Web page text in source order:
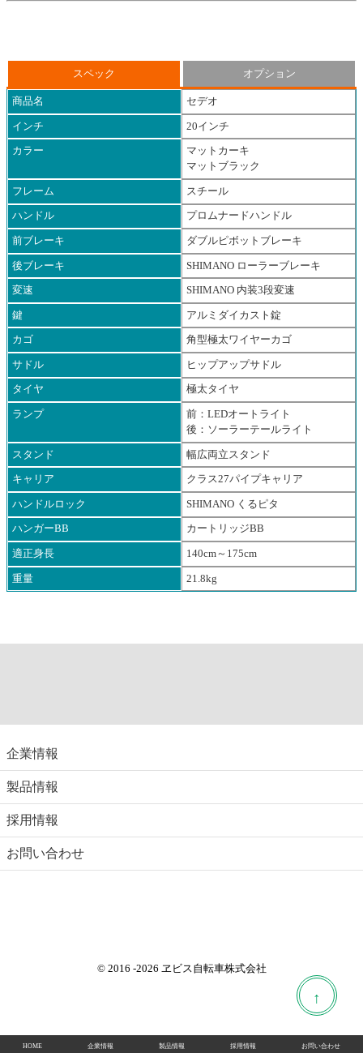
HOME 企業情報 製品情報 採用情報 お問い合わせ
スペック オプション
商品名 セデオ
インチ 20インチ
カラー
マットカーキ
マットブラック
フレーム スチール
ハンドル プロムナードハンドル
前ブレーキ ダブルピボットブレーキ
後ブレーキ SHIMANO ローラーブレーキ
変速 SHIMANO 内装3段変速
鍵 アルミダイカスト錠
カゴ 角型極太ワイヤーカゴ
サドル ヒップアップサドル
タイヤ 極太タイヤ
ランプ
前：LEDオートライト
後：ソーラーテールライト
スタンド 幅広両立スタンド
キャリア クラス27パイプキャリア
ハンドルロック SHIMANO くるピタ
ハンガーBB カートリッジBB
適正身長 140cm～175cm
重量 21.8kg
企業情報
製品情報
採用情報
お問い合わせ
© 2016 -2026 ヱビス自転車株式会社
↑